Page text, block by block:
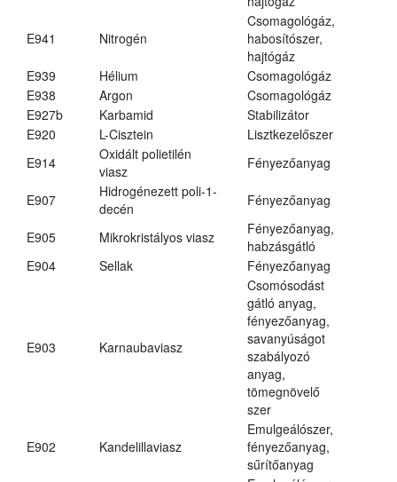
E941 Nitrogén
Csomagológáz,
habosítószer,
hajtógáz
E939
Hélium
Csomagológáz
E938
Argon
Csomagológáz
E927b
Karbamid
Stabilizátor
E920
L-Cisztein
Lisztkezelőszer
E914
Oxidált polietilén
viasz
Fényezőanyag
E907
Hidrogénezett poli-1-
decén
Fényezőanyag
E905 Mikrokristályos viasz
Fényezőanyag,
habzásgátló
E904
Sellak Fényezőanyag
E903 Karnaubaviasz
Csomósodást
gátló anyag,
fényezőanyag,
savanyúságot
szabályozó
anyag,
tömegnövelő
szer
E902 Kandelillaviasz
Emulgeálószer,
fényezőanyag,
sűrítőanyag